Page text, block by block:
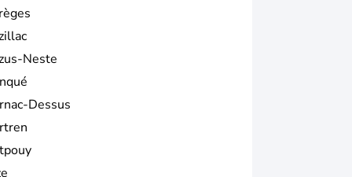
Neste
Dessus